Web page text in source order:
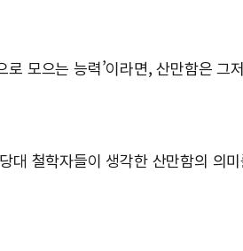
모으는 능력’이라면, 산만함은 그
대 철학자들이 생각한 산만함의 의